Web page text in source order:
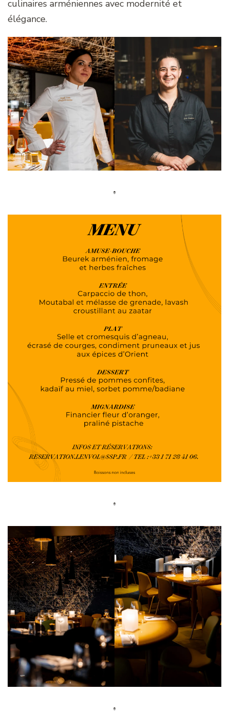
culinaires arméniennes avec modernité et
élégance.